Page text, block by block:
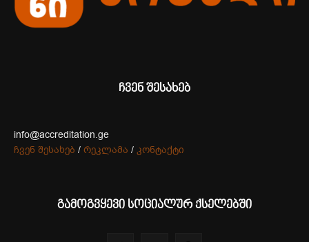
ჩვენ შესახებ
info@accreditation.ge
ჩვენ შესახებ / რეკლამა / კონტაქტი
გამოგვყევი სოციალურ ქსელებში